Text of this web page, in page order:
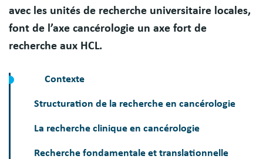
avec les unités de recherche universitaire locales,
font de l’axe cancérologie un axe fort de
recherche aux HCL.
Contexte
Structuration de la recherche en cancérologie
La recherche clinique en cancérologie
Recherche fondamentale et translationnelle